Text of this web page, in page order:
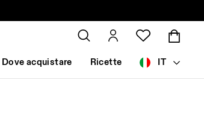
Dove acquistare Ricette IT